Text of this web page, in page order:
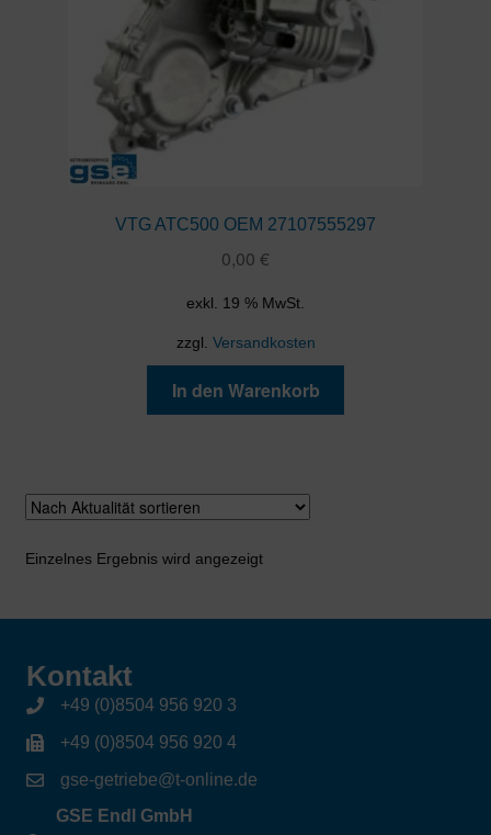
VTG ATC500 OEM 27107555297
0,00 €
exkl. 19 % MwSt.
zzgl. Versandkosten
In den Warenkorb
Einzelnes Ergebnis wird angezeigt
Kontakt
+49 (0)8504 956 920 3
+49 (0)8504 956 920 4
gse-getriebe@t-online.de
GSE Endl GmbH